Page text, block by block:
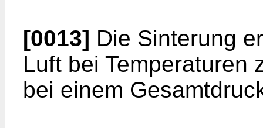
[0013] Die Sinterung
Luft bei Temperaturen
bei einem